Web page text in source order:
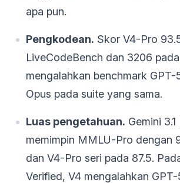
apa pun.
Pengkodean. Skor V4-Pro
LiveCodeBench dan 3206
mengalahkan benchmark GPT-
Opus pada suite yang sama.
Luas pengetahuan. Gemini
memimpin MMLU-Pro dengan
dan V4-Pro seri pada 87.5.
Verified, V4 mengalahkan